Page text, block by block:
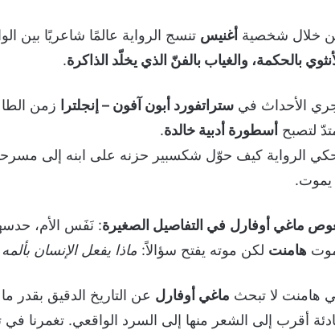
خلال شخصية أغنيس تنسج الرواية عالمًا شاعريًا بين
بالحكمة، والغياب بالفنّ الذي يخلّد الذاكرة.
الأحداث في ستراتفورد أبون آفون – إنجلترا
زمن
لتصبح أسطورة أدبية خالدة.
الرواية كيف حوّل شكسبير حزنه على ابنه إلى
يموت.
ماغي أوفارل في التفاصيل الصغيرة: نَفَس الأم،
هامنت لكن موته يفتح سؤالاً: ماذا يفعل الإنسان
هامنت لا تبحث ماغي أوفارل عن التاريخ الدقيق بقدر
أقرب إلى الشعر منها إلى السرد الواقعي. تغمرنا